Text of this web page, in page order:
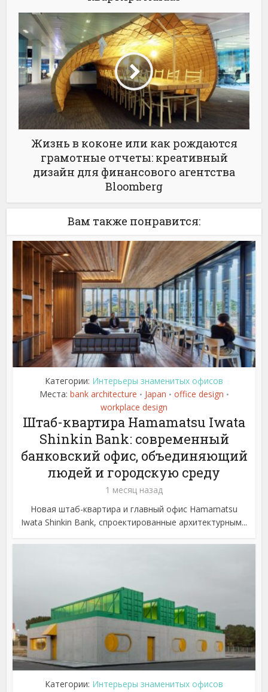
Жизнь в коконе или как рождаются
грамотные отчеты: креативный
дизайн для финансового агентства
Bloomberg
Вам также понравится:
Категории: Интерьеры знаменитых офисов
Места: bank architecture • Japan • office design •
workplace design
Штаб-квартира Hamamatsu Iwata
Shinkin Bank: современный
банковский офис, объединяющий
людей и городскую среду
1 месяц назад
Новая штаб-квартира и главный офис Hamamatsu
Iwata Shinkin Bank, спроектированные архитектурным...
Категории: Интерьеры знаменитых офисов